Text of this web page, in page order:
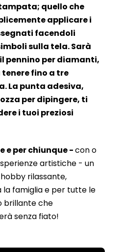
quello che
applicare i
facendoli
sulla tela. Sarà
pennino per diamanti,
fino a tre
La punta adesiva,
per dipingere, ti
i tuoi preziosi
e per chiunque -con o
artistiche - un
rilassante,
famiglia e per tutte le
brillante che
senza fiato!